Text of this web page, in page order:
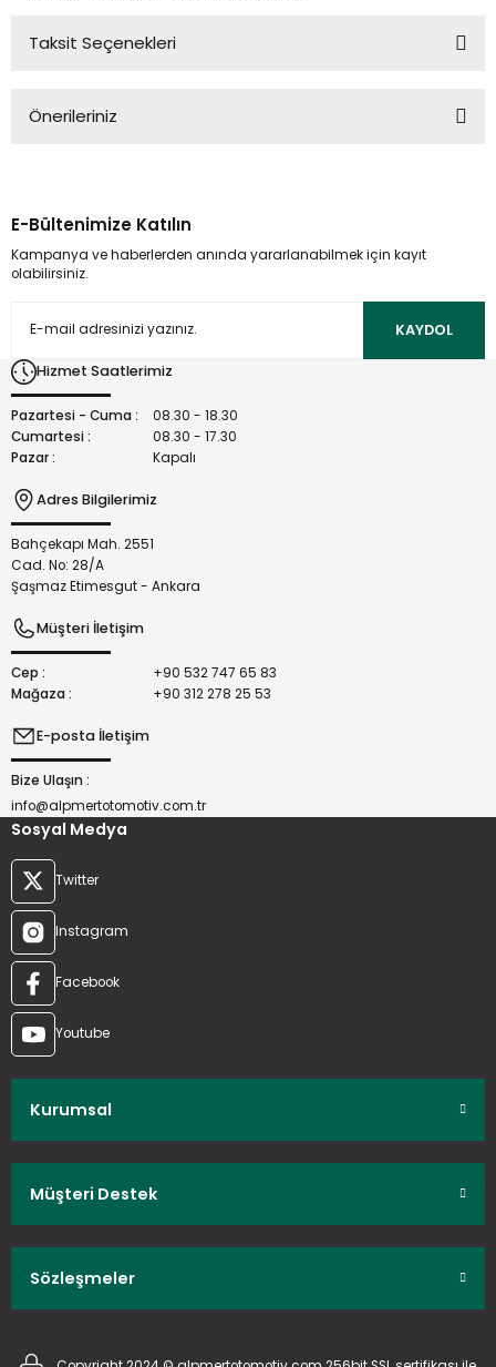
Taksit Seçenekleri
Önerileriniz
kullanarak tarafımıza iletebilirsiniz.
Görüş ve önerileriniz için teşekkür ederiz.
Ürün açıklamasında eksik bilgiler bulunuyor.
Bu ürüne benzer farklı alternatifler olmalı.
E-Bültenimize Katılın
Kampanya ve haberlerden anında yararlanabilmek için kayıt
olabilirsiniz.
KAYDOL
Hizmet Saatlerimiz
Pazartesi - Cuma :
08.30 - 18.30
Cumartesi :
08.30 - 17.30
Pazar :
Kapalı
Adres Bilgilerimiz
Bahçekapı Mah. 2551
Cad. No: 28/A
Şaşmaz Etimesgut - Ankara
Müşteri İletişim
Cep :
+90 532 747 65 83
Mağaza :
+90 312 278 25 53
E-posta İletişim
Bize Ulaşın :
info@alpmertotomotiv.com.tr
Sosyal Medya
Twitter
Instagram
Facebook
Youtube
Kurumsal
Müşteri Destek
Sözleşmeler